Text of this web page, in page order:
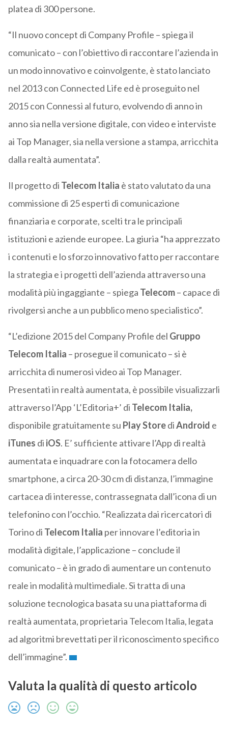
platea di 300 persone.
“Il nuovo concept di Company Profile – spiega il
comunicato – con l’obiettivo di raccontare l’azienda in
un modo innovativo e coinvolgente, è stato lanciato
nel 2013 con Connected Life ed è proseguito nel
2015 con Connessi al futuro, evolvendo di anno in
anno sia nella versione digitale, con video e interviste
ai Top Manager, sia nella versione a stampa, arricchita
dalla realtà aumentata”.
Il progetto di Telecom Italia è stato valutato da una
commissione di 25 esperti di comunicazione
finanziaria e corporate, scelti tra le principali
istituzioni e aziende europee. La giuria “ha apprezzato
i contenuti e lo sforzo innovativo fatto per raccontare
la strategia e i progetti dell’azienda attraverso una
modalità più ingaggiante – spiega Telecom– capace di
rivolgersi anche a un pubblico meno specialistico”.
“L’edizione 2015 del Company Profile del Gruppo
Telecom Italia – prosegue il comunicato – si è
arricchita di numerosi video ai Top Manager.
Presentati in realtà aumentata, è possibile visualizzarli
attraverso l’App ‘L’Editoria+’ di Telecom Italia,
disponibile gratuitamente su Play StorediAndroid e
iTunes di iOS. E’ sufficiente attivare l’App di realtà
aumentata e inquadrare con la fotocamera dello
smartphone, a circa 20-30 cm di distanza, l’immagine
cartacea di interesse, contrassegnata dall’icona di un
telefonino con l’occhio. “Realizzata dai ricercatori di
Torino di Telecom Italia per innovare l’editoria in
modalità digitale, l’applicazione – conclude il
comunicato – è in grado di aumentare un contenuto
reale in modalità multimediale. Si tratta di una
soluzione tecnologica basata su una piattaforma di
realtà aumentata, proprietaria Telecom Italia, legata
ad algoritmi brevettati per il riconoscimento specifico
dell’immagine”.
Valuta la qualità di questo articolo